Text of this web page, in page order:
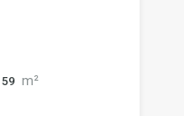
59 m²